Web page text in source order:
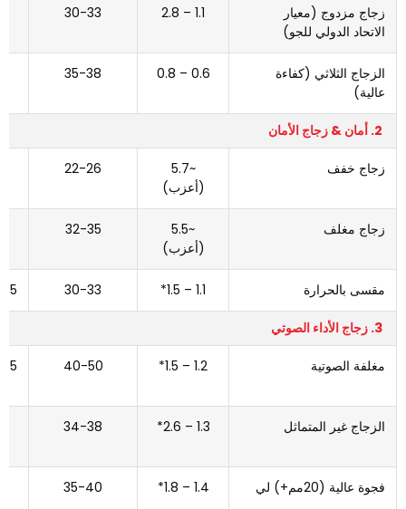
زجاج مزدوج (معيار
الاتحاد الدولي للجو)
30-33
الزجاج الثلاثي (كفاءة
عالية)
0.6 – 0.8
35-38
زجاج خفف
~5.7
(أعزب)
22-26
زجاج مغلف
~5.5
(أعزب)
32-35
مقسى بالحرارة 30-33
0.5
مغلفة الصوتية 40-50
0.5
الزجاج غير المتماثل 34-38
فجوة عالية (20مم+) لي 1.4 – 1.8*
35-40